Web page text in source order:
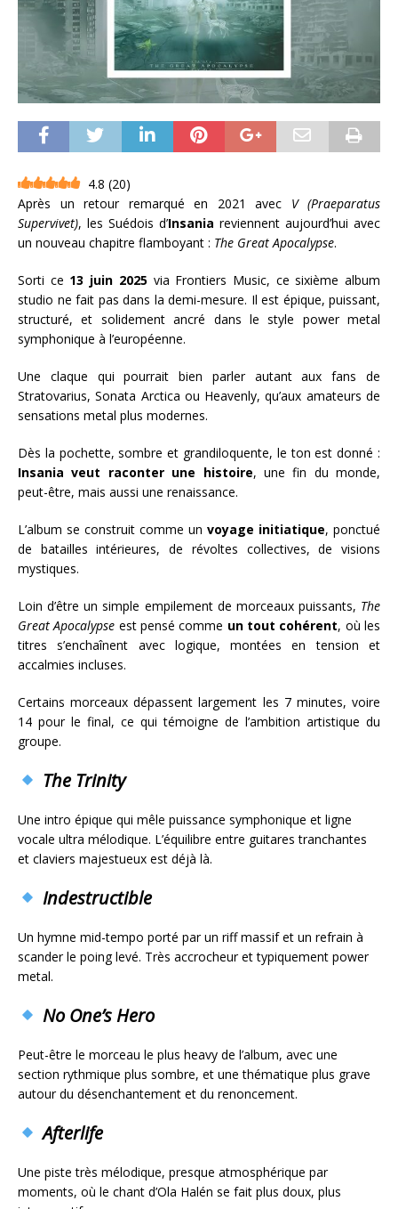
4.8 (20)
Après un retour remarqué en 2021 avec V (Praeparatus
Supervivet), les Suédois d’Insania reviennent aujourd’hui avec
un nouveau chapitre flamboyant : The Great Apocalypse.
Sorti ce 13 juin 2025via Frontiers Music, ce sixième album
studio ne fait pas dans la demi-mesure. Il est épique, puissant,
structuré, et solidement ancré dans le style power metal
symphonique à l’européenne.
Une claque qui pourrait bien parler autant aux fans de
Stratovarius, Sonata Arctica ou Heavenly, qu’aux amateurs de
sensations metal plus modernes.
Dès la pochette, sombre et grandiloquente, le ton est donné :
Insania veut raconter une histoire, une fin du monde,
peut-être, mais aussi une renaissance.
L’album se construit comme un voyage initiatique, ponctué
de batailles intérieures, de révoltes collectives, de visions
mystiques.
Loin d’être un simple empilement de morceaux puissants, The
Great Apocalypse est pensé comme un tout cohérent, où les
titres s’enchaînent avec logique, montées en tension et
accalmies incluses.
Certains morceaux dépassent largement les 7 minutes, voire
14 pour le final, ce qui témoigne de l’ambition artistique du
groupe.
The Trinity
Une intro épique qui mêle puissance symphonique et ligne
vocale ultra mélodique. L’équilibre entre guitares tranchantes
et claviers majestueux est déjà là.
Indestructible
Un hymne mid-tempo porté par un riff massif et un refrain à
scander le poing levé. Très accrocheur et typiquement power
metal.
No One’s Hero
Peut-être le morceau le plus heavy de l’album, avec une
section rythmique plus sombre, et une thématique plus grave
autour du désenchantement et du renoncement.
Afterlife
Une piste très mélodique, presque atmosphérique par
moments, où le chant d’Ola Halén se fait plus doux, plus